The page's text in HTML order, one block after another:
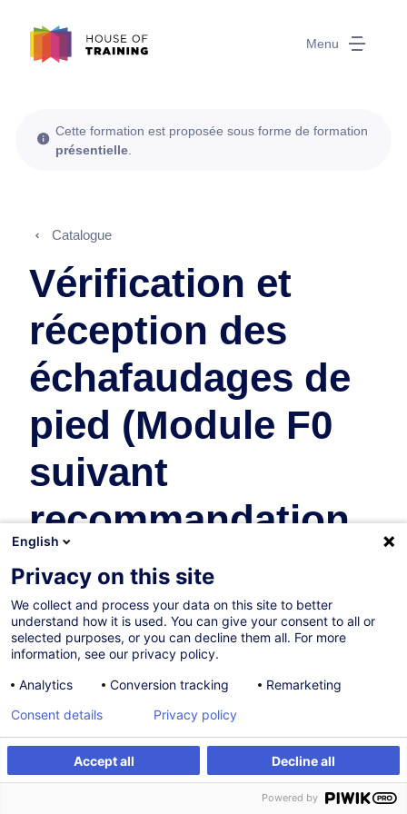
Menu
Être alerté Formation sur mesure
Cette formation est proposée sous forme de formation
présentielle
Catalogue
Vérification et
réception des
échafaudages de
pied (Module F0
suivant
recommandation
de l’AAA)
Sécurité & Santé au Travail
En collaboration avec:
English
Privacy on this site
We collect and process your data on this site to better
understand how it is used. You can give your consent to all or
selected purposes, or you can decline them all. For more
information, see our privacy policy.
Analytics
Conversion tracking Remarketing
Accept all Decline all
Consent details Privacy policy
Powered by